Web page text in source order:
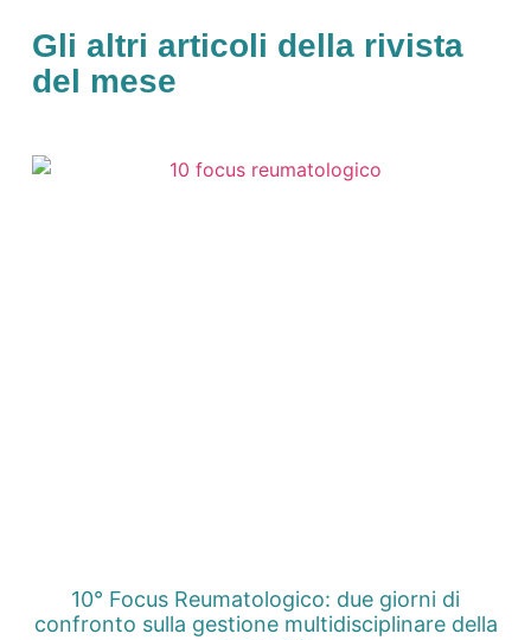
Gli altri articoli della rivista
del mese
10° Focus Reumatologico: due giorni di
confronto sulla gestione multidisciplinare della